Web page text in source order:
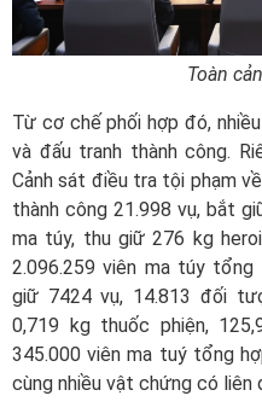
Toàn
Từ cơ chế phối hợp đó,
và đấu tranh thành công.
Cảnh sát điều tra tội phạm
thành công 21.998 vụ, bắt
ma túy, thu giữ 276 kg
2.096.259 viên ma túy
giữ 7424 vụ, 14.813 đối
0,719 kg thuốc phiện,
345.000 viên ma tuý tổng
cùng nhiều vật chứng có liên